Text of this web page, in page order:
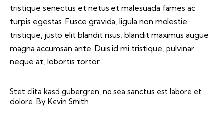
tristique senectus et netus et malesuada fames ac
turpis egestas. Fusce gravida, ligula non molestie
tristique, justo elit blandit risus, blandit maximus augue
magna accumsan ante. Duis id mi tristique, pulvinar
neque at, lobortis tortor.
Stet clita kasd gubergren, no sea sanctus est labore et
dolore. By Kevin Smith